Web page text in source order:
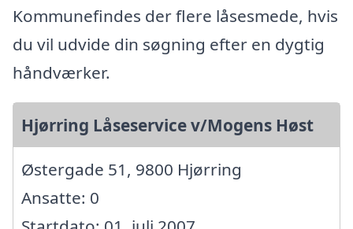
Kommunefindes der flere låsesmede, hvis
du vil udvide din søgning efter en dygtig
håndværker.
Hjørring Låseservice v/Mogens Høst
Østergade 51, 9800 Hjørring
Ansatte: 0